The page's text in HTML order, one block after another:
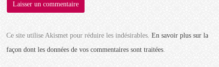
Ce site utilise Akismet pour réduire les indésirables.En savoir plus sur la
façon dont les données de vos commentaires sont traitées